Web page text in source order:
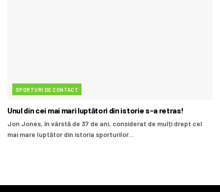
SPORTURI DE CONTACT
Unul din cei mai mari luptători din istorie s-a retras!
Jon Jones, în vârstă de 37 de ani, considerat de mulți drept cel
mai mare luptător din istoria sporturilor...